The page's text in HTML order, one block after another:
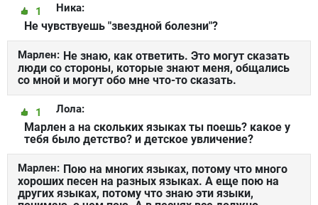
Ника:
1
Не чувствуешь "звездной болезни"?
Марлен: Не знаю, как ответить. Это могут сказать
люди со стороны, которые знают меня, общались
со мной и могут обо мне что-то сказать.
Лола:
1
Марлен а на скольких языках ты поешь? какое у
тебя было детство? и детское увличение?
Марлен: Пою на многих языках, потому что много
хороших песен на разных языках. А еще пою на
других языках, потому что знаю эти языки,